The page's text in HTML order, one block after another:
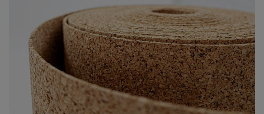
Korek dylatacyjny
Korki do butelek
Promocje
Gumokorek